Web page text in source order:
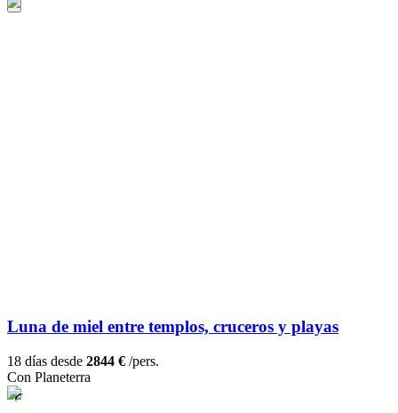
Luna de miel entre templos, cruceros y playas
18 días desde 2844 € /pers.
Con Planeterra